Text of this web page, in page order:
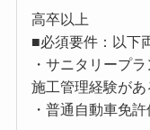
高卒以上
■必須要件：以下
・サニタリープ
施工管理経験があ
・普通自動車免